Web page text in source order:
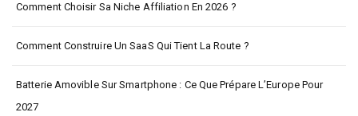
Comment Choisir Sa Niche Affiliation En 2026 ?
Comment Construire Un SaaS Qui Tient La Route ?
Batterie Amovible Sur Smartphone : Ce Que Prépare L’Europe Pour
2027